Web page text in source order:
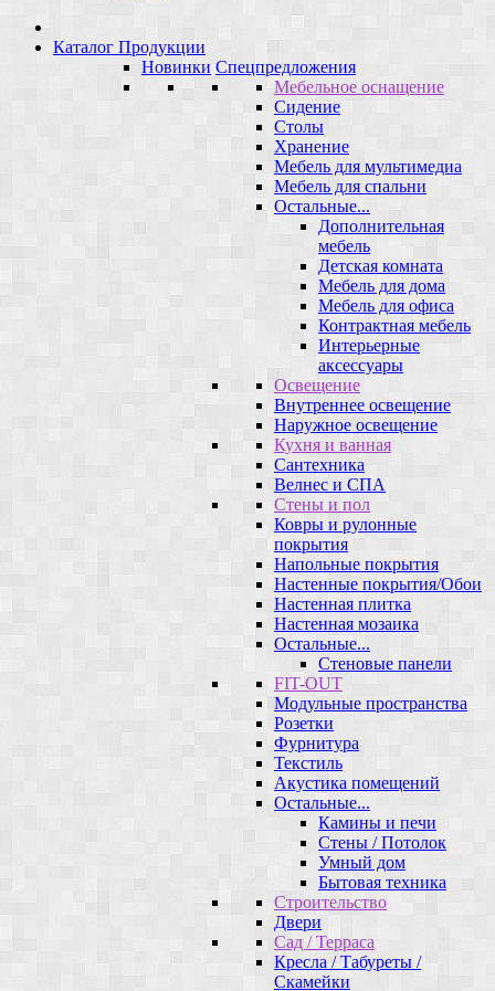
Каталог Продукции
Новинки Спецпредложения
Мебельное оснащение
Сидение
Столы
Хранение
Мебель для мультимедиа
Мебель для спальни
Остальные...
Дополнительная
мебель
Детская комната
Мебель для дома
Мебель для офиса
Контрактная мебель
Интерьерные
аксессуары
Освещение
Внутреннее освещение
Наружное освещение
Кухня и ванная
Сантехника
Велнес и СПА
Стены и пол
Ковры и рулонные
покрытия
Напольные покрытия
Настенные покрытия/Обои
Настенная плитка
Настенная мозаика
Остальные...
Стеновые панели
FIT-OUT
Модульные пространства
Розетки
Фурнитура
Текстиль
Акустика помещений
Остальные...
Камины и печи
Стены / Потолок
Умный дом
Бытовая техника
Строительство
Двери
Сад / Терраса
Кресла / Табуреты /
Скамейки